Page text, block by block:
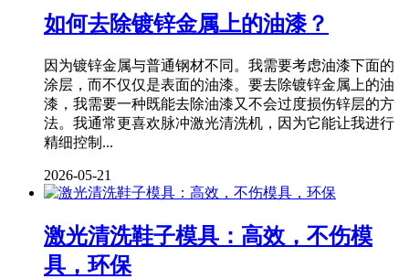
如何去除镀锌金属上的油漆？
因为镀锌金属与普通钢材不同。我需要考虑油漆下面的
涂层，而不仅仅是表面的油漆。要去除镀锌金属上的油
漆，我需要一种既能去除油漆又不会过度损伤锌层的方
法。我通常更喜欢脉冲激光清洗机，因为它能让我进行
精细控制...
2026-05-21
激光清洗鞋子模具：高效，不伤模
具，环保